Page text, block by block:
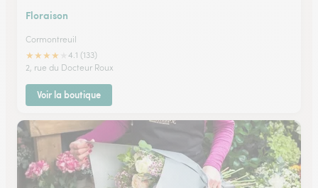
Floraison
Cormontreuil
★★★★
4.1 (133)
2, rue du Docteur Roux
Voir la boutique